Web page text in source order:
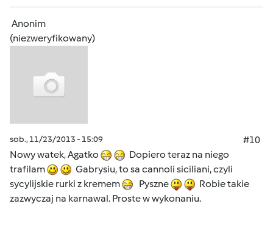
Anonim
(niezweryfikowany)
sob., 11/23/2013 - 15:09
#10
Nowy watek, Agatko
Dopiero teraz na niego
trafilam
Gabrysiu, to sa cannoli siciliani, czyli
sycylijskie rurki z kremem
Pyszne
Robie takie
zazwyczaj na karnawal. Proste w wykonaniu.